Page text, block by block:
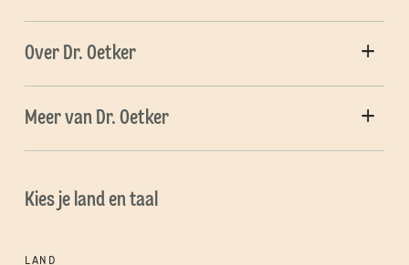
Over Dr. Oetker
Meer van Dr. Oetker
Kies je land en taal
LAND